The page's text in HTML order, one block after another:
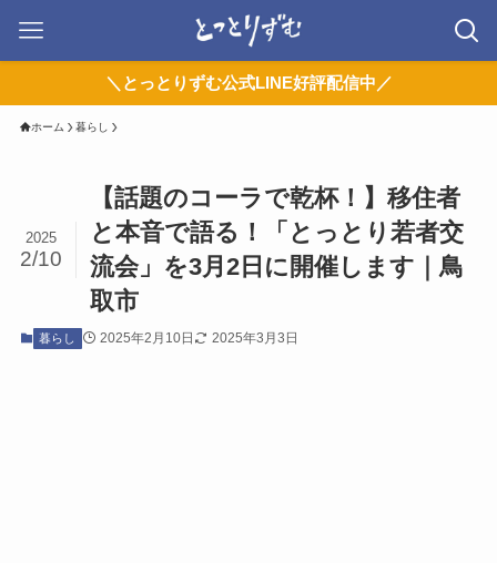
＼とっとりずむ公式LINE好評配信中／
ホーム 暮らし
【話題のコーラで乾杯！】移住者
と本音で語る！「とっとり若者交
流会」を3月2日に開催します｜鳥
取市
2025
2/10
暮らし 2025年2月10日 2025年3月3日